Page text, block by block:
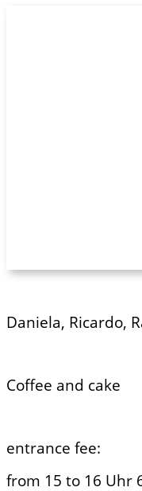
Daniela, Ricardo,
Coffee and cake
entrance fee:
from 15 to 16 Uhr